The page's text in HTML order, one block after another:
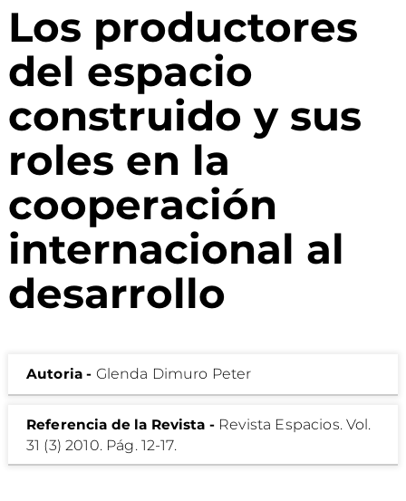
Los productores
del espacio
construido y sus
roles en la
cooperación
internacional al
desarrollo
Autoria - Glenda Dimuro Peter
Referencia de la Revista - Revista Espacios. Vol.
31 (3) 2010. Pág. 12-17.